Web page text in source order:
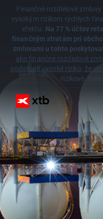
Finančné rozdielové
vysokým rizikom rýchlych
efektu. Na 77 % účtov
finančným stratám pri
zmluvami u tohto
ako finančné rozdielové
podstúpiť vysoké riziko, že
rizikové.